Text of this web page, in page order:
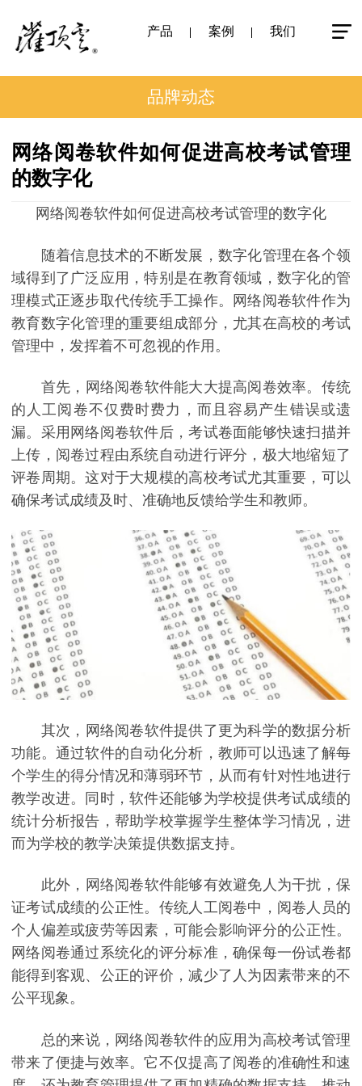
产品 案例 我们
品牌动态
网络阅卷软件如何促进高校考试管理
的数字化
网络阅卷软件如何促进高校考试管理的数字化
随着信息技术的不断发展，数字化管理在各个领
域得到了广泛应用，特别是在教育领域，数字化的管
理模式正逐步取代传统手工操作。网络阅卷软件作为
教育数字化管理的重要组成部分，尤其在高校的考试
管理中，发挥着不可忽视的作用。
首先，网络阅卷软件能大大提高阅卷效率。传统
的人工阅卷不仅费时费力，而且容易产生错误或遗
漏。采用网络阅卷软件后，考试卷面能够快速扫描并
上传，阅卷过程由系统自动进行评分，极大地缩短了
评卷周期。这对于大规模的高校考试尤其重要，可以
确保考试成绩及时、准确地反馈给学生和教师。
其次，网络阅卷软件提供了更为科学的数据分析
功能。通过软件的自动化分析，教师可以迅速了解每
个学生的得分情况和薄弱环节，从而有针对性地进行
教学改进。同时，软件还能够为学校提供考试成绩的
统计分析报告，帮助学校掌握学生整体学习情况，进
而为学校的教学决策提供数据支持。
此外，网络阅卷软件能够有效避免人为干扰，保
证考试成绩的公正性。传统人工阅卷中，阅卷人员的
个人偏差或疲劳等因素，可能会影响评分的公正性。
网络阅卷通过系统化的评分标准，确保每一份试卷都
能得到客观、公正的评价，减少了人为因素带来的不
公平现象。
总的来说，网络阅卷软件的应用为高校考试管理
带来了便捷与效率。它不仅提高了阅卷的准确性和速